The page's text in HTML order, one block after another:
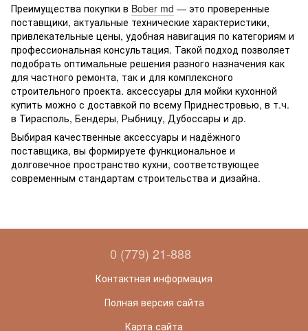
Преимущества покупки в Bober md — это проверенные
поставщики, актуальные технические характеристики,
привлекательные цены, удобная навигация по категориям и
профессиональная консультация. Такой подход позволяет
подобрать оптимальные решения разного назначения как
для частного ремонта, так и для комплексного
строительного проекта. аксессуары для мойки кухонной
купить можно с доставкой по всему Приднестровью, в т.ч.
в Тирасполь, Бендеры, Рыбницу, Дубоссары и др.
Выбирая качественные аксессуары и надёжного
поставщика, вы формируете функциональное и
долговечное пространство кухни, соответствующее
современным стандартам строительства и дизайна.
0 (779) 21-888
Контактная информация
Полная версия сайта
Карта сайта